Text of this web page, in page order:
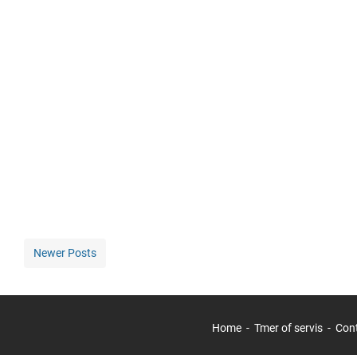
Newer Posts
Home Tmer of servis